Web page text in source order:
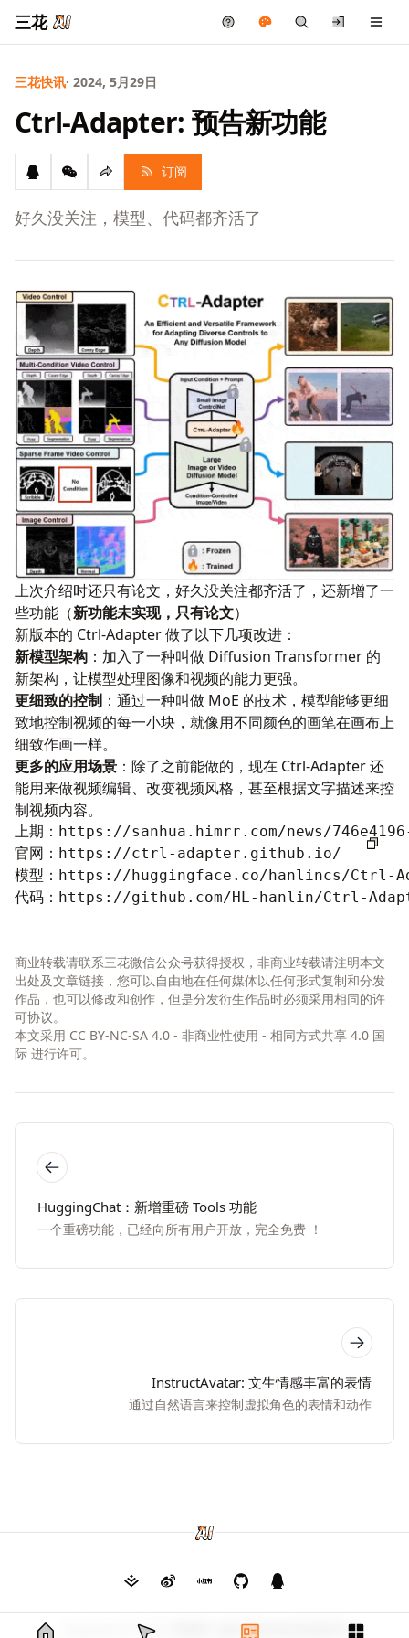
三花
三花快讯· 2024, 5月29日
Ctrl-Adapter: 预告新功能
订阅
好久没关注，模型、代码都齐活了
上次介绍时还只有论文，好久没关注都齐活了，还新增了一
些功能（新功能未实现，只有论文）
新版本的 Ctrl-Adapter 做了以下几项改进：
新模型架构 ：加入了一种叫做 Diffusion Transformer 的
新架构，让模型处理图像和视频的能力更强。
更细致的控制 ：通过一种叫做 MoE 的技术，模型能够更细
致地控制视频的每一小块，就像用不同颜色的画笔在画布上
细致作画一样。
更多的应用场景 ：除了之前能做的，现在 Ctrl-Adapter 还
能用来做视频编辑、改变视频风格，甚至根据文字描述来控
制视频内容。
上期： https://sanhua.himrr.com/news/
官网： https://ctrl-adapter.github.io/
模型： https://huggingface.co/hanlincs/Ctrl-
代码： https://github.com/HL-hanlin/Ctrl-
商业转载请联系三花微信公众号获得授权，非商业转载请注明本文
出处及文章链接，您可以自由地在任何媒体以任何形式复制和分发
作品，也可以修改和创作，但是分发衍生作品时必须采用相同的许
可协议。
本文采用 CC BY-NC-SA 4.0 - 非商业性使用 - 相同方式共享 4.0 国
际 进行许可。
HuggingChat：新增重磅 Tools 功能
一个重磅功能，已经向所有用户开放，完全免费 ！
InstructAvatar: 文生情感丰富的表情
通过自然语言来控制虚拟角色的表情和动作
Copyright © 2026 渝ICP备2024026682号